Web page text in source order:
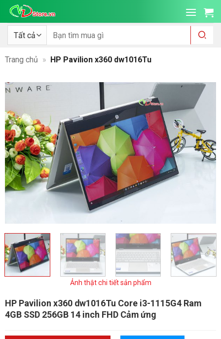
qua
dung
Tìm
kiếm:
Trang chủ » HP Pavilion x360 dw1016Tu
Ảnh thật chi tiết sản phẩm
HP Pavilion x360 dw1016Tu Core i3-1115G4 Ram
4GB SSD 256GB 14 inch FHD Cảm ứng